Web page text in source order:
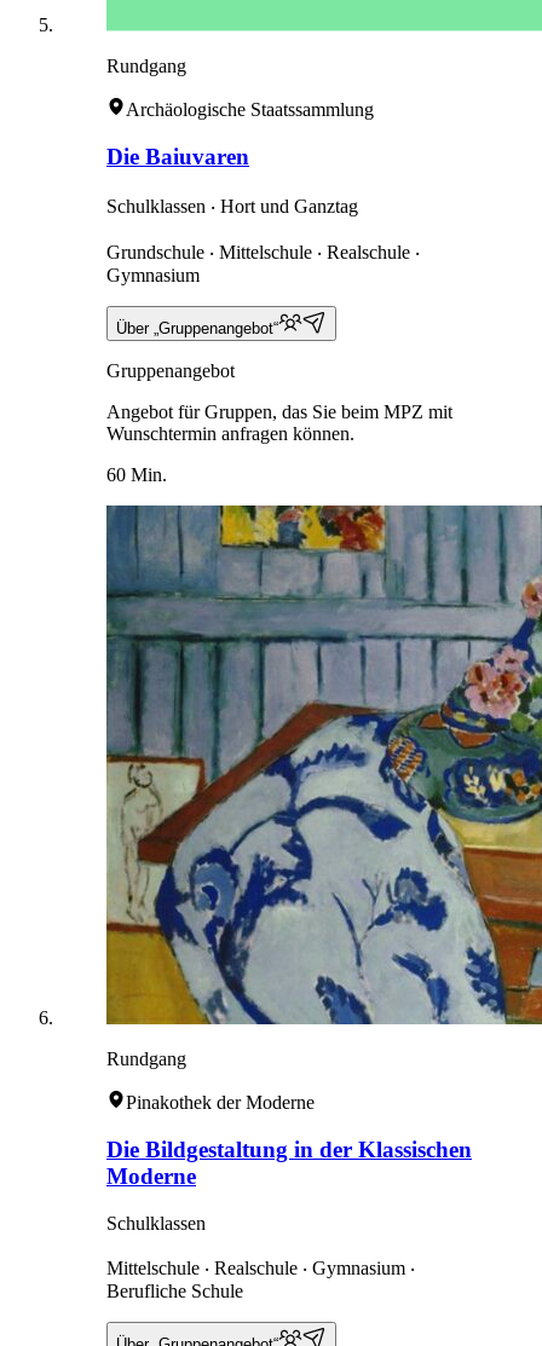
Rundgang
Archäologische Staatssammlung
Die Baiuvaren
Schulklassen ‧ Hort und Ganztag
Grundschule ‧ Mittelschule ‧ Realschule ‧
Gymnasium
Über „Gruppenangebot“
Gruppenangebot
Angebot für Gruppen, das Sie beim MPZ mit
Wunschtermin anfragen können.
60 Min.
Rundgang
Pinakothek der Moderne
Die Bildgestaltung in der Klassischen
Moderne
Schulklassen
Mittelschule ‧ Realschule ‧ Gymnasium ‧
Berufliche Schule